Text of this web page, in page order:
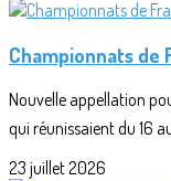
Championnats de
Nouvelle appellation
qui réunissaient du 16
23 juillet 2026